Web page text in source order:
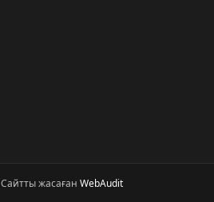
Сайтты жасаған WebAudit